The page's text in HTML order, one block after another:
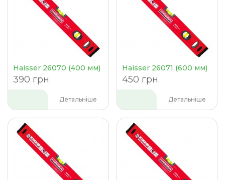
Haisser 26070 (400 мм)
390 грн.
Детальніше
Haisser 26071 (600 мм)
450 грн.
Детальніше